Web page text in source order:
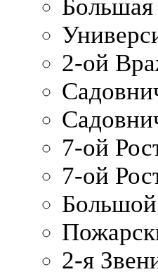
Большая
2-ой
7-ой
7-ой
2-я